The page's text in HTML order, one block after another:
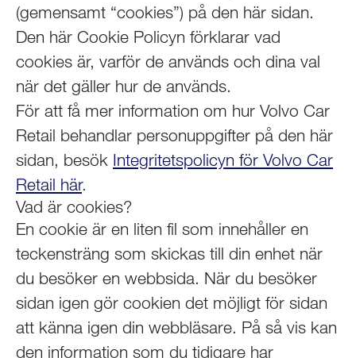
(gemensamt “cookies”) på den här sidan.
Den här Cookie Policyn förklarar vad
cookies är, varför de används och dina val
när det gäller hur de används.
För att få mer information om hur Volvo Car
Retail behandlar personuppgifter på den här
sidan, besök Integritetspolicyn för Volvo Car
Retail här.
Vad är cookies?
En cookie är en liten fil som innehåller en
teckensträng som skickas till din enhet när
du besöker en webbsida. När du besöker
sidan igen gör cookien det möjligt för sidan
att känna igen din webbläsare. På så vis kan
den information som du tidigare har